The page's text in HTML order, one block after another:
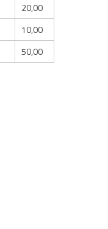
20,00
10,00
50,00